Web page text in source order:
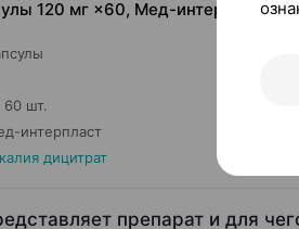
120 мг ×60, Мед-интерпласт
60 шт.
интерпласт
дицитрат
препарат и для